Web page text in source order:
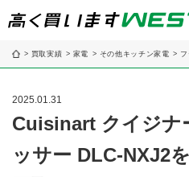
まずはお気軽に
査定をご依頼く
買取専用
24時間365日受付
買取実績 家電 その他キッチン家電
2025.01.31
Cuisinart クイジナ
ッサー DLC-NXJ2